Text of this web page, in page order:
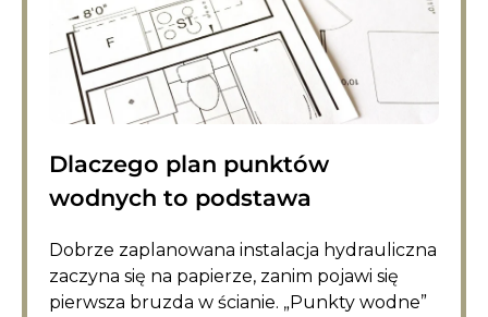
Dlaczego plan punktów
wodnych to podstawa
Dobrze zaplanowana instalacja hydrauliczna
zaczyna się na papierze, zanim pojawi się
pierwsza bruzda w ścianie. „Punkty wodne”